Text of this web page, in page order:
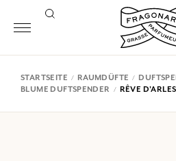
STARTSEITE RAUMDÜFTE
BLUME DUFTSPENDER
RÊVE D'ARLES